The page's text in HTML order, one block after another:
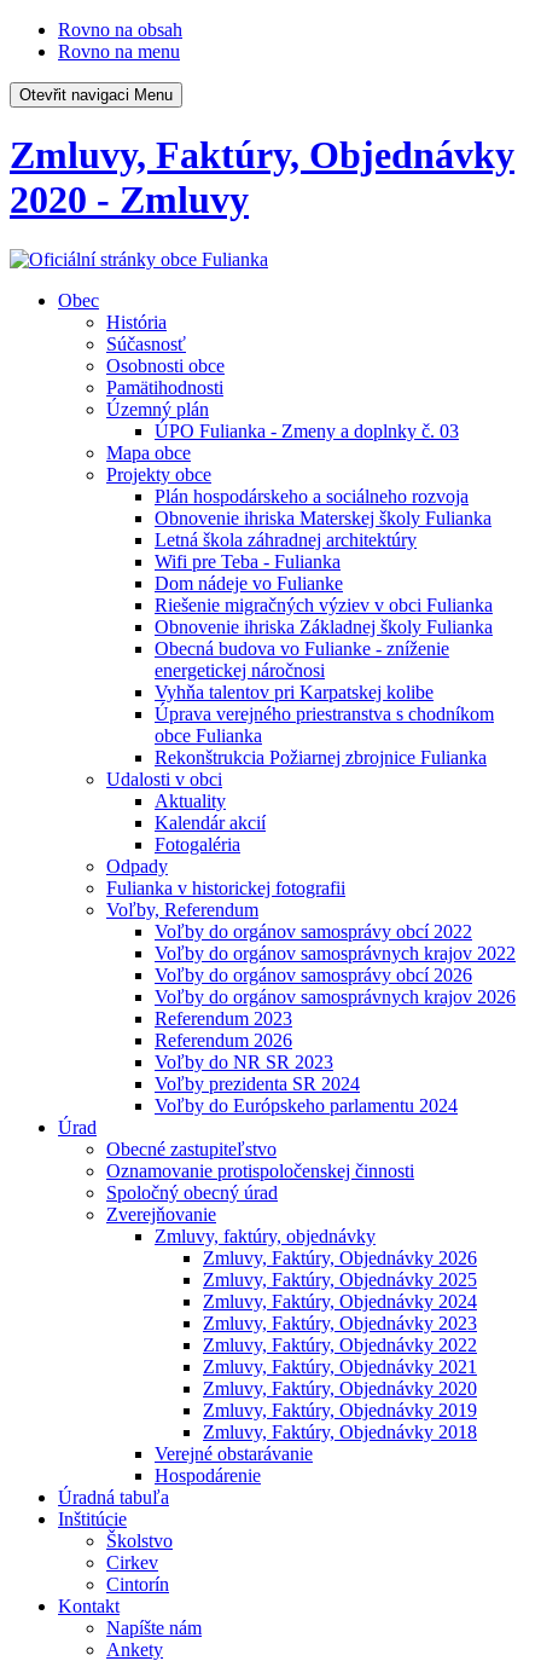
Rovno na obsah
Rovno na menu
Otevřit navigaci Menu
Zmluvy, Faktúry, Objednávky
2020 - Zmluvy
Obec
História
Súčasnosť
Osobnosti obce
Pamätihodnosti
Územný plán
ÚPO Fulianka - Zmeny a doplnky č. 03
Mapa obce
Projekty obce
Plán hospodárskeho a sociálneho rozvoja
Obnovenie ihriska Materskej školy Fulianka
Letná škola záhradnej architektúry
Wifi pre Teba - Fulianka
Dom nádeje vo Fulianke
Riešenie migračných výziev v obci Fulianka
Obnovenie ihriska Základnej školy Fulianka
Obecná budova vo Fulianke - zníženie
energetickej náročnosi
Vyhňa talentov pri Karpatskej kolibe
Úprava verejného priestranstva s chodníkom
obce Fulianka
Rekonštrukcia Požiarnej zbrojnice Fulianka
Udalosti v obci
Aktuality
Kalendár akcií
Fotogaléria
Odpady
Fulianka v historickej fotografii
Voľby, Referendum
Voľby do orgánov samosprávy obcí 2022
Voľby do orgánov samosprávnych krajov 2022
Voľby do orgánov samosprávy obcí 2026
Voľby do orgánov samosprávnych krajov 2026
Referendum 2023
Referendum 2026
Voľby do NR SR 2023
Voľby prezidenta SR 2024
Voľby do Európskeho parlamentu 2024
Úrad
Obecné zastupiteľstvo
Oznamovanie protispoločenskej činnosti
Spoločný obecný úrad
Zverejňovanie
Zmluvy, faktúry, objednávky
Zmluvy, Faktúry, Objednávky 2026
Zmluvy, Faktúry, Objednávky 2025
Zmluvy, Faktúry, Objednávky 2024
Zmluvy, Faktúry, Objednávky 2023
Zmluvy, Faktúry, Objednávky 2022
Zmluvy, Faktúry, Objednávky 2021
Zmluvy, Faktúry, Objednávky 2020
Zmluvy, Faktúry, Objednávky 2019
Zmluvy, Faktúry, Objednávky 2018
Verejné obstarávanie
Hospodárenie
Úradná tabuľa
Inštitúcie
Školstvo
Cirkev
Cintorín
Kontakt
Napíšte nám
Ankety